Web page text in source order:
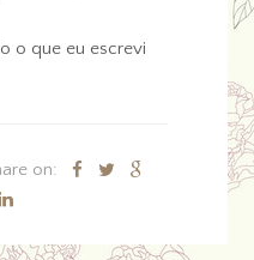
o que eu escrevi
on: